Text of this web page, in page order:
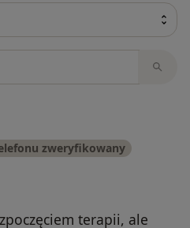
zweryfikowany
terapii, ale